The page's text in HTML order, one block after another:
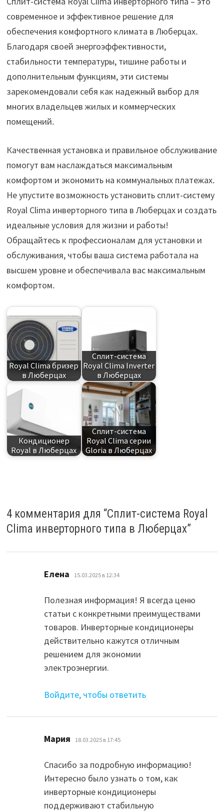
современное и эффективное решение для
обеспечения комфортного климата в Люберцах․
Благодаря своей энергоэффективности,
стабильности температуры, тишине работы и
дополнительным функциям, эти системы
зарекомендовали себя как надежный выбор для
многих владельцев жилых и коммерческих
помещений․
Качественная установка и правильное обслуживание
помогут вам наслаждаться максимальным
комфортом и экономить на коммунальных платежах․
Не упустите возможность установить сплит-систему
Royal Clima инверторного типа в Люберцах и создать
идеальные условия для жизни и работы!
Обращайтесь к профессионалам для установки и
обслуживания, чтобы ваша система работала на
высшем уровне и обеспечивала вас максимальным
комфортом․
Royal Clima бризер
в Люберцах
Сплит-система
Royal Clima Inverter
в Люберцах
Кондиционер
Royal в Люберцах
Сплит-система
Royal Clima серии
Gloria в Люберцах
4 комментария для “Сплит-система Royal
Clima инверторного типа в Люберцах”
Елена 15.03.2025 в 12:34
Полезная информация! Я всегда ценю
статьи с конкретными преимуществами
товаров. Инверторные кондиционеры
действительно кажутся отличным
решением для экономии
электроэнергии.
Войдите, чтобы ответить
Мария 18.03.2025 в 17:45
Спасибо за подробную информацию!
Интересно было узнать о том, как
инверторные кондиционеры
поддерживают стабильную